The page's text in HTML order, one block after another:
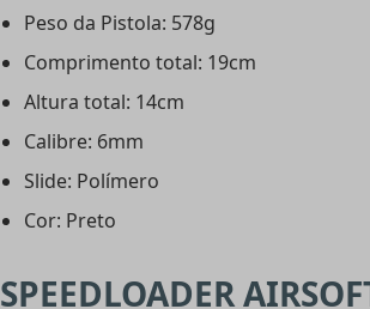
Peso da Pistola: 578g
Comprimento total: 19cm
Altura total: 14cm
Calibre: 6mm
Slide: Polímero
Cor: Preto
SPEEDLOADER